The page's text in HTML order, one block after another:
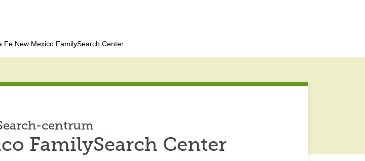
Fe New Mexico FamilySearch Center
centrum
FamilySearch Center